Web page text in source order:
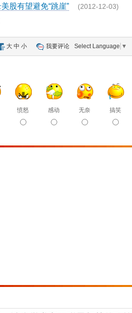
股有望避免“跳崖” (2012-12-03)
大 中 小 我要评论 Select Language ▼
愤怒 感动 无奈 搞笑